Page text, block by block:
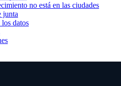
no está en las ciudades
junta
datos